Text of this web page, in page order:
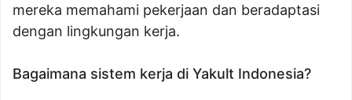
mereka memahami pekerjaan dan beradaptasi
dengan lingkungan kerja.
Bagaimana sistem kerja di Yakult Indonesia?